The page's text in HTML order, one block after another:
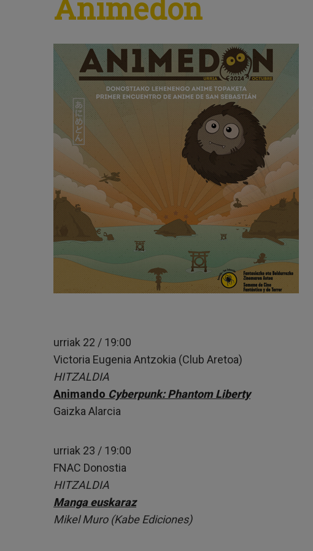
Animedon
urriak 22 / 19:00
Victoria Eugenia Antzokia (Club Aretoa)
HITZALDIA
Animando Cyberpunk: Phantom Liberty
Gaizka Alarcia
urriak 23 / 19:00
FNAC Donostia
HITZALDIA
Mangaeuskaraz
Mikel Muro (Kabe Ediciones)